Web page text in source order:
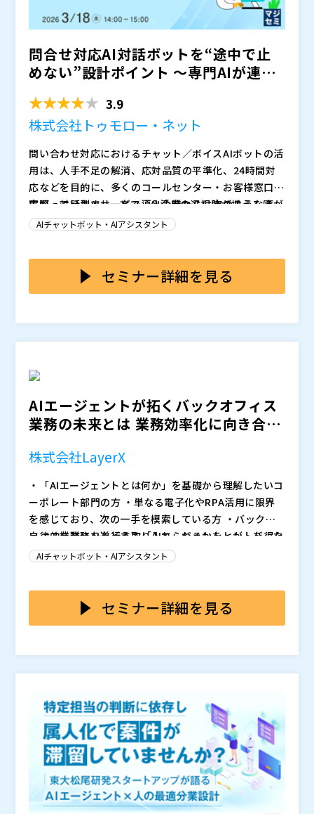
学習サイクル」とは ・AI申請レビューが実現する、正
しい申請の習慣化の実現方法 ・稟議・経費申請の問い
合わせ・差し戻しをゼロにする実践アプローチ ・バク
ラクのAIエージェントによる「ミスゼロ」の新しいワー
クフロー体験
開催日： 2026/03/24(火) 11:00-12:00 開催場所：オ
ンライン配信（Zoom） 参加費： 無料
株式会社LayerX バクラク事業部 経理業務改善コンサル
世の中の働き方をにするべく事業・プロダクトを横断し
たプロダクトマーケティング担当として2022年11月に
入社。 前職のRepro株式会社ではマーケティング支
援・新規プロダクト立ち上げ・経営戦略策定に約５年間
幅広く従事。
株式会社LayerX（）
スマートキャンプ株式会社（）
株式会社オープンソース活用研究所（）
マジセミ株式会社（）
※共催、協賛、協力、講演企業は将来的に追加、削除さ
問合せ対応AI対話ボットを“途中で止
めない”設計ポイント ～専門AIが連携
3.9
株式会社トゥモロー・ネット
問い合わせ対応におけるチャット／ボイスAIボットの活
用は、人手不足の解消、応対品質の平準化、24時間対
応などを目的に、多くのコールセンター・お客様窓口で
広がっています。一方で、AI活用の選択肢が増えるほ
ど、現場では「どこまでAIに任せられるのか」「自己解
実際、対話型AIサービス導入企業からは次のような声が
よくあがります：
が途中で止まりやすく、結果として有人対応に切り替得
ざるを得ないケースもあります。その際、顧客側で説明
了率への影響が課題となることもあります。
本セミナーでは、
そのうえで、業務内容に応じて安定した対応から柔軟な
判断まで、適した対話AIを組み合わせて解決に導くの
応じて
際にを達成した事例も交え、途中離脱やたらい回しを
防ぎながら自己解決率・運用効率を同時に高めるための
株式会社トゥモロー・ネット（）
マジセミ株式会社（
れる可能性があります。
AIチャットボット・AIアシスタント
セミナー詳細を見る
AIエージェントが拓くバックオフィス
業務の未来とは 業務効率化に向き合う
株式会社LayerX
・「AIエージェントとは何か」を基礎から理解したいコ
ーポレート部門の方 ・単なる電子化やRPA活用に限界
を感じており、次の一手を模索している方 ・バックオ
フィス業務にAIをどう取り入れられるかをヒントを得た
い方 ・AIが実装されたプロダクトや製品、サービスに
自律的に業務を遂行する「AIエージェント」が、バック
オフィス業務を大きく変えようとしています。
理・労務・総務などのコーポレート部門の業務そのもの
を変えていく可能性を秘めています。
本セミナーでは、まず「そもそもAIエージェントとは何
AIエージェントが求められる背景や、今後想定される業
務の進化、そして実装について解説します。
AIの最新トレンドをいち早くキャッチし、中長期的な業
進を任されている方にとって必見のセッションです。
株式会社LayerX バクラク事業部 プロダクトマーケテ
ィングマネージャー大手金融機関・コンサルティン
グファームでバックオフィスのDXを推進。2024年にLa
yerXに入社。パートナー様向けのセールスとしてバッ
クオフィス業務従事者・支援者の声に応え、 現在はプ
ロダクトマーケティングマネージャーとして経理・バッ
※お申し込みフォームに入力後、視聴情報が記載された
メールが届かない方はお手数ですが、（）までご連絡く
ださい。
AIチャットボット・AIアシスタント
セミナー詳細を見る